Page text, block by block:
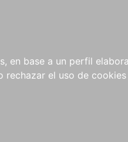
en base a un perfil
rechazar el uso de
NOVEDADES NOTICIAS